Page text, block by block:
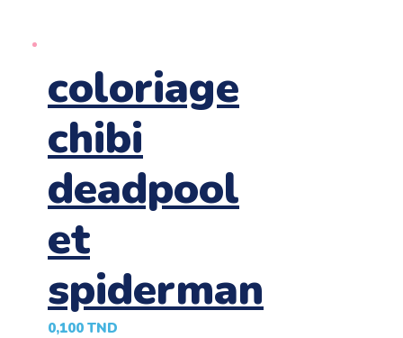
coloriage
chibi
deadpool
et
spiderman
0,100 TND